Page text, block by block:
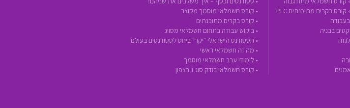
קורס בקרים מתוכנתים PLC
בבניה
• קורס חשמלאי מוסמך מקוצר
• קורס בקרים מתוכנתים
• ביקוש עבודה בתחום חשמלאי מסויג
• הסטודנט הישראלי "יקר" ביחס לסטודנטים בעולם
• מה זה חשמלאי ראשי
• לימודי ערב חשמלאי מוסמך
• קורס חשמלאי בודק סוג 1 בצפון